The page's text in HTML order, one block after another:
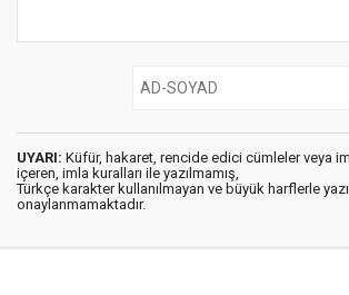
UYARI: Küfür, hakaret, rencide edici cümleler veya
içeren, imla kuralları ile yazılmamış,
Türkçe karakter kullanılmayan ve büyük harflerle
onaylanmamaktadır.